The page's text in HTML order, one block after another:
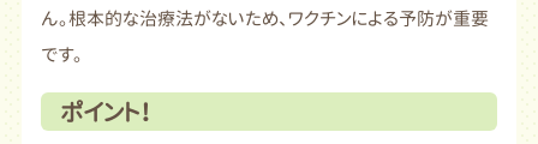
ん。根本的な治療法がないため、ワクチンによる予防が重要
です。
ポイント！